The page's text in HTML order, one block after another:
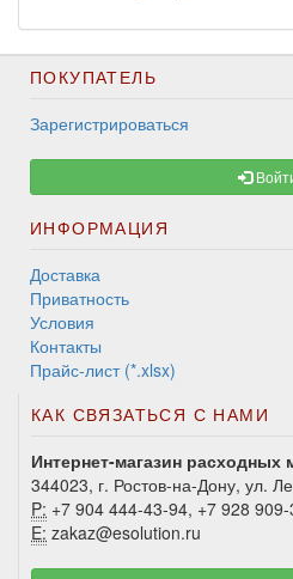
ПОКУПАТЕЛЬ
Зарегистрироваться
ИНФОРМАЦИЯ
Доставка
Приватность
Условия
Контакты
Прайс-лист (*.xlsx)
КАК СВЯЗАТЬСЯ С НАМИ
Интернет-магазин расходных
344023, г. Ростов-на-Дону, ул.
P: +7 904 444-43-94, +7 928
E: zakaz@esolution.ru